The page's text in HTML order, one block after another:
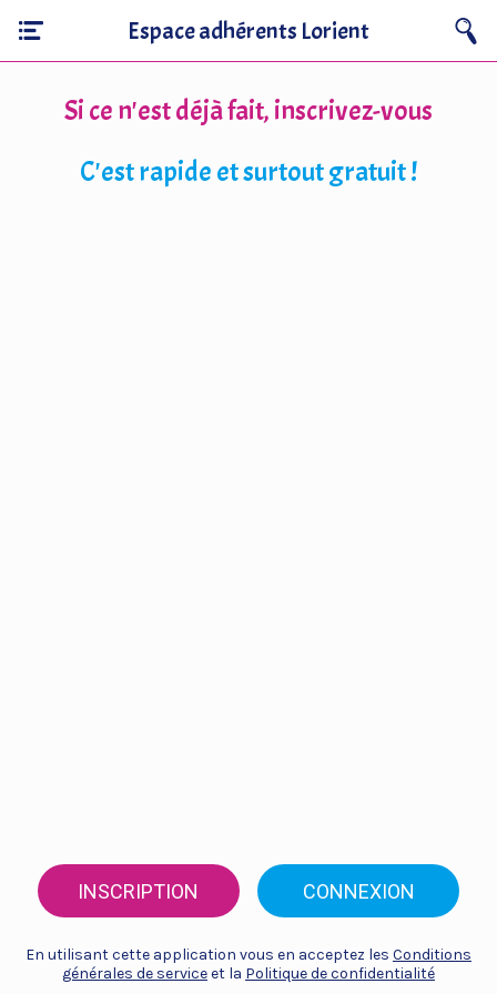
Espace adhérents Lorient
Si ce n'est déjà fait, inscrivez-vous
C'est rapide et surtout gratuit !
INSCRIPTION CONNEXION
En utilisant cette application vous en acceptez les Conditions
générales de serviceet la Politique de confidentialité